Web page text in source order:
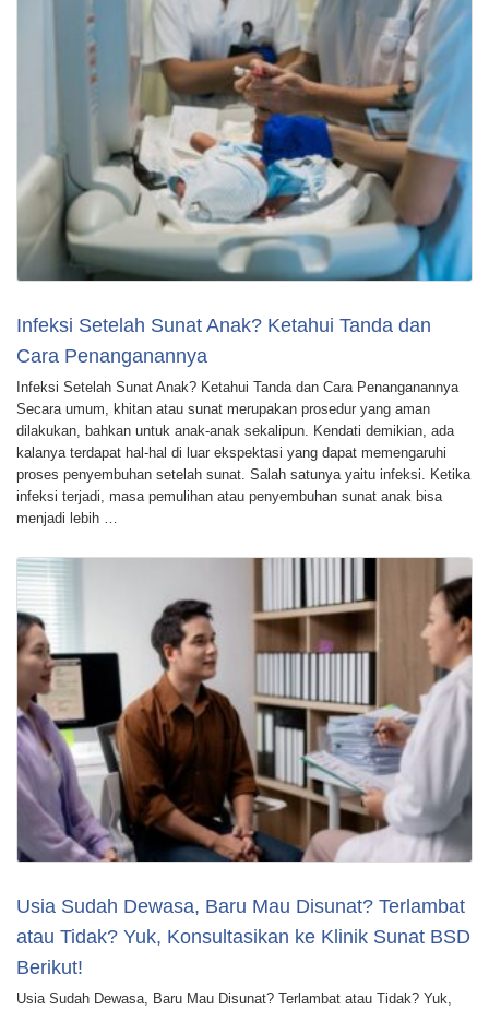
Infeksi Setelah Sunat Anak? Ketahui Tanda dan
Cara Penanganannya
Infeksi Setelah Sunat Anak? Ketahui Tanda dan Cara Penanganannya
Secara umum, khitan atau sunat merupakan prosedur yang aman
dilakukan, bahkan untuk anak-anak sekalipun. Kendati demikian, ada
kalanya terdapat hal-hal di luar ekspektasi yang dapat memengaruhi
proses penyembuhan setelah sunat. Salah satunya yaitu infeksi. Ketika
infeksi terjadi, masa pemulihan atau penyembuhan sunat anak bisa
menjadi lebih …
Usia Sudah Dewasa, Baru Mau Disunat? Terlambat
atau Tidak? Yuk, Konsultasikan ke Klinik Sunat BSD
Berikut!
Usia Sudah Dewasa, Baru Mau Disunat? Terlambat atau Tidak? Yuk,